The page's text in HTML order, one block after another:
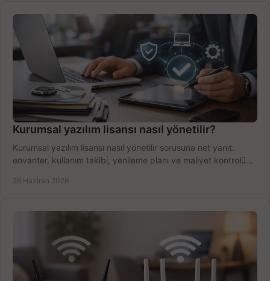
Kurumsal yazılım lisansı nasıl yönetilir?
Kurumsal yazılım lisansı nasıl yönetilir sorusuna net yanıt:
envanter, kullanım takibi, yenileme planı ve maliyet kontrolü
26 Haziran 2026